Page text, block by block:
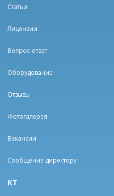
Статьи
Лицензии
Вопрос-ответ
Оборудование
Отзывы
Фотогалерея
Вакансии
Сообщение директору
КТ